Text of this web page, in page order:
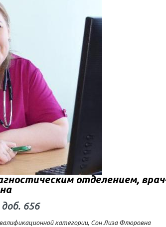
отделением,
656
категории, Сон Лиза Флюровна